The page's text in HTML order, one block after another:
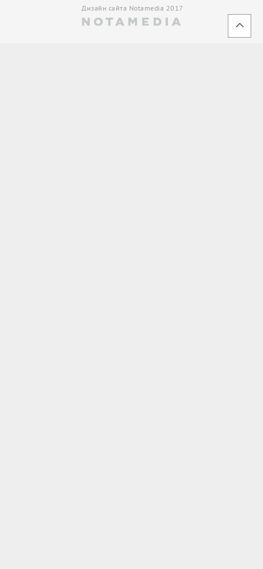
Дизайн сайта Notamedia 2017